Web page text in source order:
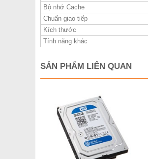
Bộ nhớ Cache
Chuẩn giao tiếp
Kích thước
Tính năng khác
SẢN PHẨM LIÊN QUAN